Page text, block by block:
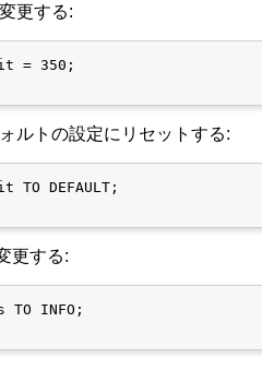
更する:
= 350;
ルトの設定にリセットする:
TO DEFAULT;
更する:
TO INFO;